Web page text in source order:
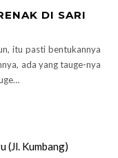
DI SARI
itu pasti bentukannya
ada yang tauge-nya